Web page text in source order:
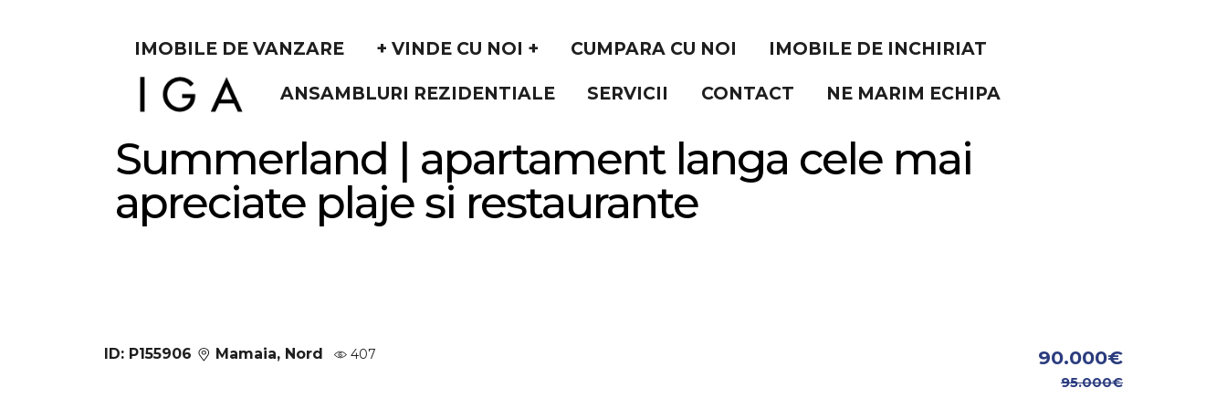
IMOBILE DE VANZARE + VINDE CU NOI + CUMPARA CU NOI IMOBILE DE INCHIRIAT
ANSAMBLURI REZIDENTIALE SERVICII CONTACT NE MARIM ECHIPA
Summerland | apartament langa cele mai
apreciate plaje si restaurante
ID: P155906 Mamaia, Nord 407 90.000€
95.000€